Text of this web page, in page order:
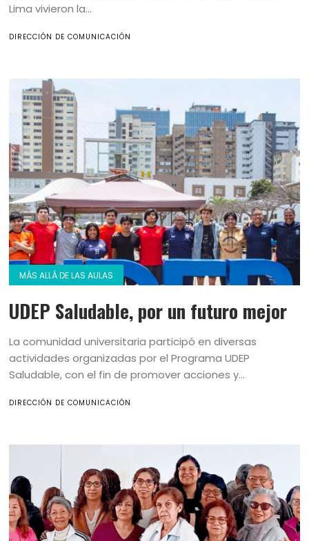
Lima vivieron la...
DIRECCIÓN DE COMUNICACIÓN
MÁS ALLÁ DE LAS AULAS
UDEP Saludable, por un futuro mejor
La comunidad universitaria participó en diversas
actividades organizadas por el Programa UDEP
Saludable, con el fin de promover acciones y...
DIRECCIÓN DE COMUNICACIÓN